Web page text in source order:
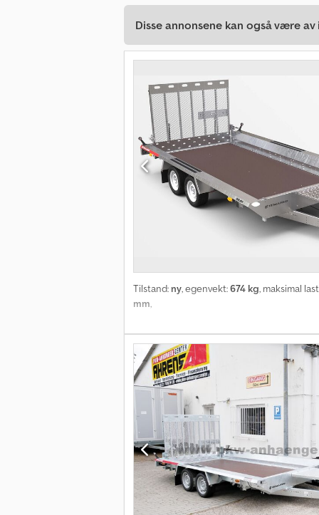
Disse annonsene kan også være
Tilstand: ny, egenvekt:674 kg, maksimal
mm,